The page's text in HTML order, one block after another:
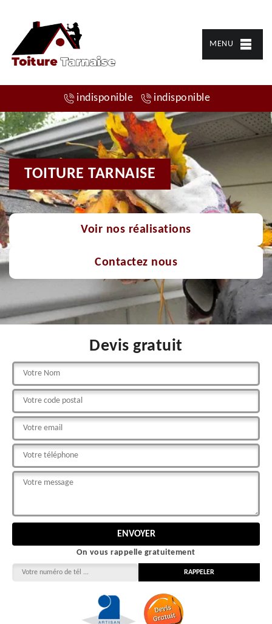
MENU
indisponible indisponible
TOITURE TARNAISE
Voir nos réalisations
Contactez nous
Devis gratuit
On vous rappelle gratuitement